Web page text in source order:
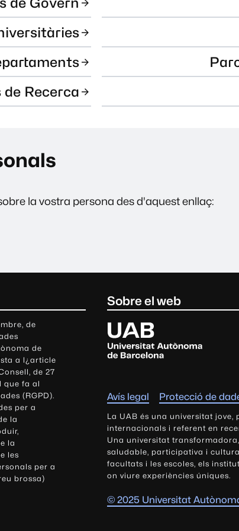
Recerca
la vostra persona des d'aquest enllaç:
de
de
a l¿article
de 27
que fa al
(RGPD).
per a
la
la
les
per a
brossa)
Sobre el web
U
n
i
s
i
t
a
t
A
u
t
ò
Avís legal Protecció de
La UAB és una universitat
internacionals i referent en
Una universitat
saludable, participativa i
facultats i les escoles, els
on viure experiències úniques.
© 2025 Universitat